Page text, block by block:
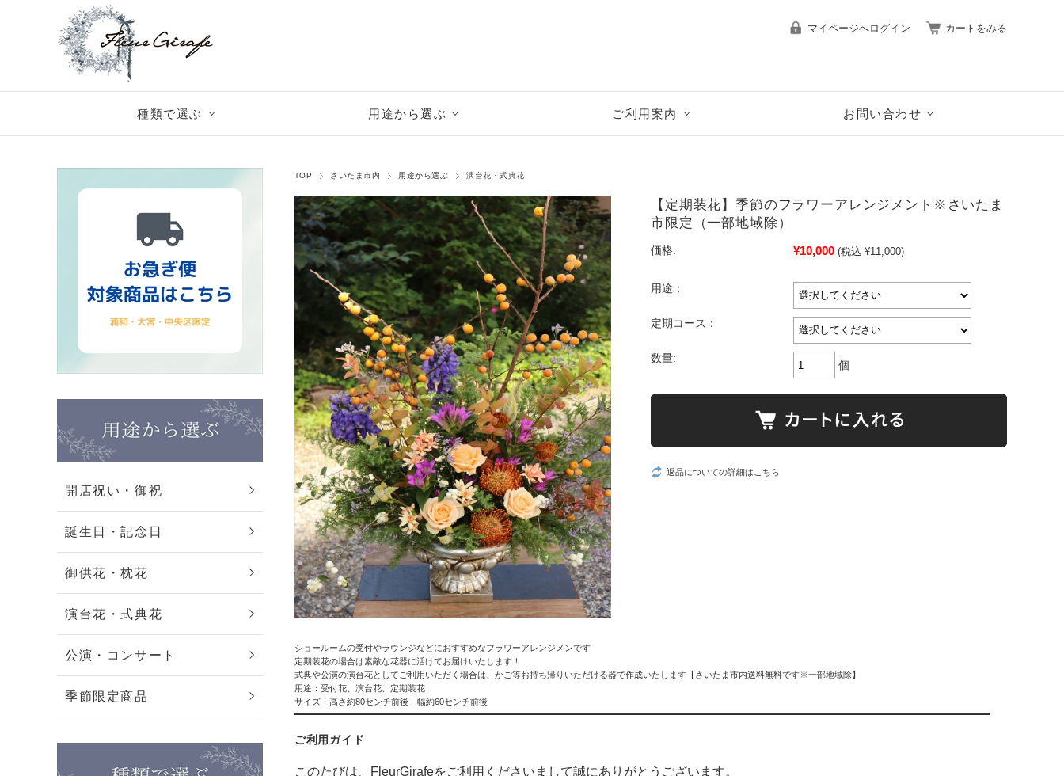
マイページへログイン カートをみる
種類で選ぶ 用途から選ぶ ご利用案内 お問い合わせ
TOP さいたま市内 用途から選ぶ 演台花・式典花
【定期装花】季節のフラワーアレンジメント※さいたま
市限定（一部地域除）
価格: ¥10,000 (税込 ¥11,000)
用途：
定期コース：
数量:
個
返品についての詳細はこちら
ショールームの受付やラウンジなどにおすすめなフラワーアレンジメンです
定期装花の場合は素敵な花器に活けてお届けいたします！
式典や公演の演台花としてご利用いただく場合は、かご等お持ち帰りいただける器で作成いたします 【さいたま市内送料無料です※一部地域除】
用途：受付花、演台花、定期装花
サイズ：高さ約80センチ前後 幅約60センチ前後
ご利用ガイド
このたびは、FleurGirafeをご利用くださいまして誠にありがとうございます。
開店祝い・御祝
誕生日・記念日
御供花・枕花
演台花・式典花
公演・コンサート
季節限定商品